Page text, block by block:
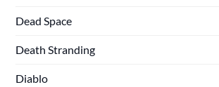
Dead Space
Death Stranding
Diablo